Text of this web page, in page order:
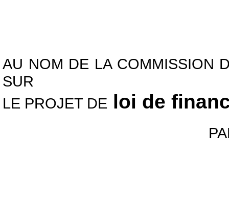
AU NOM DE LA COMMISSION
SUR
LE PROJET DE loi de